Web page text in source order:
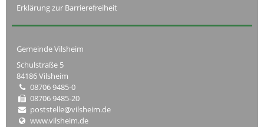
Erklärung zur Barrierefreiheit
Gemeinde Vilsheim
Schulstraße 5
84186 Vilsheim
08706 9485-0
08706 9485-20
poststelle@vilsheim.de
www.vilsheim.de